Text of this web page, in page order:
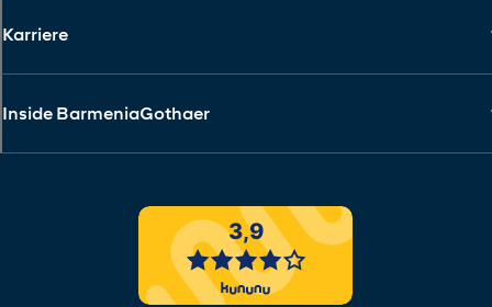
Karriere
Inside BarmeniaGothaer